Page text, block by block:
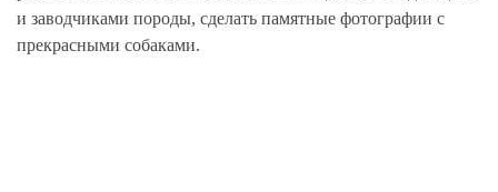
и заводчиками породы, сделать памятные фотографии с
прекрасными собаками.